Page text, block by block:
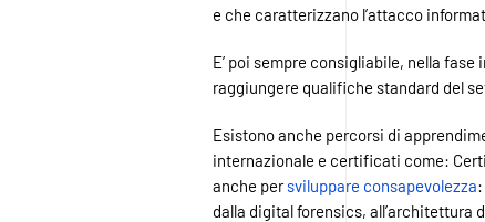
e che caratterizzano l’attacco
E’ poi sempre consigliabile, nella
raggiungere qualifiche standard del
Esistono anche percorsi di
internazionale e certificati come:
anche persviluppare consapevolezza
dalla digital forensics, all’architettura